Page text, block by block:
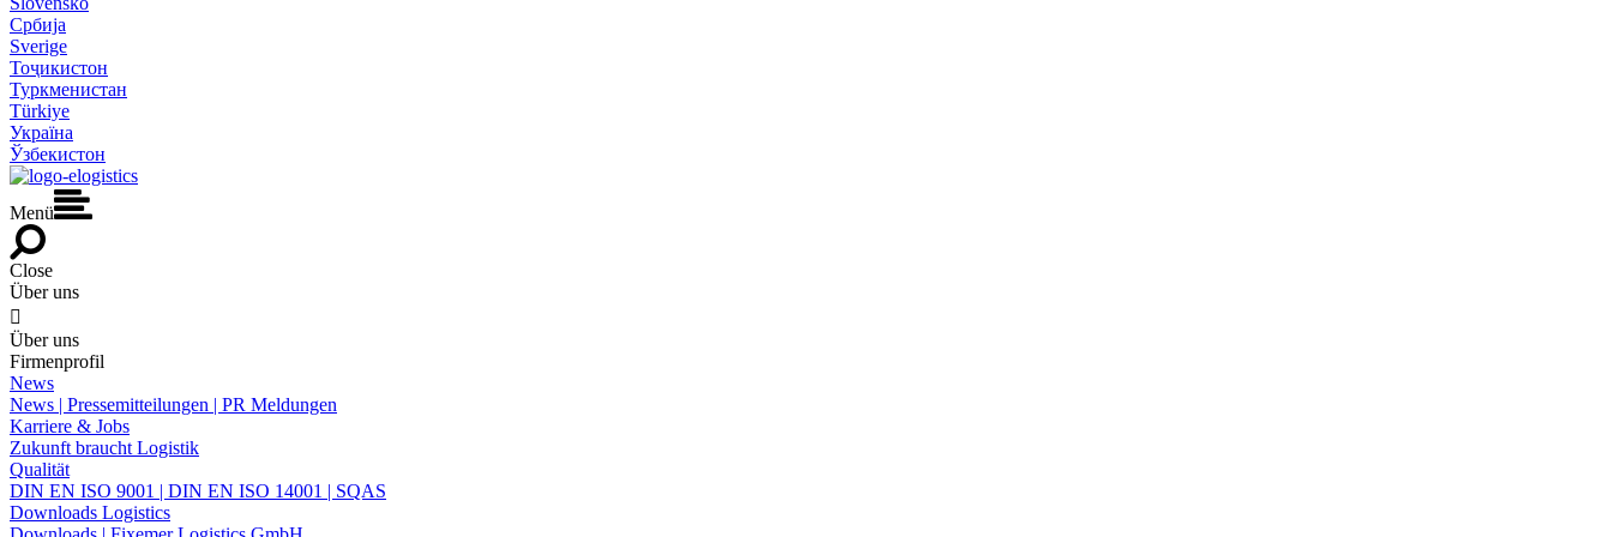
Србија
Sverige
Тоҷикистон
Туркменистан
Türkiye
Україна
Ўзбекистон
Menü
Close
Über uns

Über uns
Firmenprofil
News
News | Pressemitteilungen | PR Meldungen
Karriere & Jobs
Zukunft braucht Logistik
Qualität
DIN EN ISO 9001 | DIN EN ISO 14001 | SQAS
Downloads Logistics